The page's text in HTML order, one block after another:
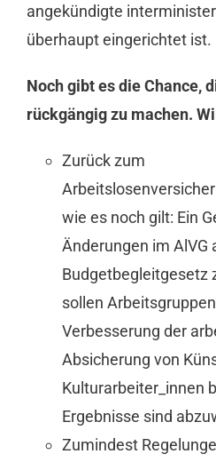
angekündigte
überhaupt eingerichtet ist.
Noch gibt es die Chance,
rückgängig zu machen.
Zurück zum
wie es noch gilt: Ein
Änderungen im AlVG
Budgetbegleitgesetz
sollen
Verbesserung der
Absicherung von
Kulturarbeiter_innen
Ergebnisse sind
Zumindest